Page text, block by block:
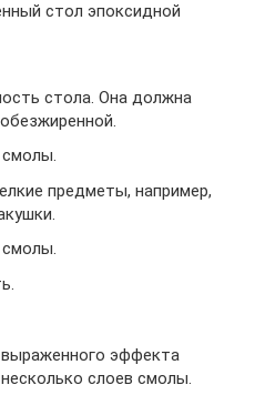
стол эпоксидной
стола. Она должна
предметы, например,
эффекта
слоев смолы.